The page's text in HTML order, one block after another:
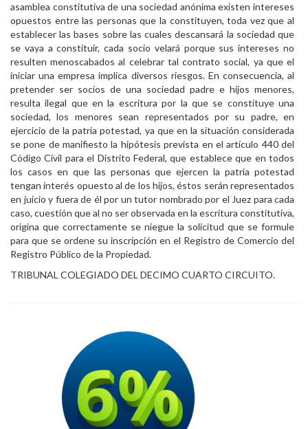
asamblea constitutiva de una sociedad anónima existen intereses
opuestos entre las personas que la constituyen, toda vez que al
establecer las bases sobre las cuales descansará la sociedad que
se vaya a constituir, cada socio velará porque sus intereses no
resulten menoscabados al celebrar tal contrato social, ya que el
iniciar una empresa implica diversos riesgos. En consecuencia, al
pretender ser socios de una sociedad padre e hijos menores,
resulta ilegal que en la escritura por la que se constituye una
sociedad, los menores sean representados por su padre, en
ejercicio de la patria potestad, ya que en la situación considerada
se pone de manifiesto la hipótesis prevista en el artículo 440 del
Código Civil para el Distrito Federal, que establece que en todos
los casos en que las personas que ejercen la patria potestad
tengan interés opuesto al de los hijos, éstos serán representados
en juicio y fuera de él por un tutor nombrado por el Juez para cada
caso, cuestión que al no ser observada en la escritura constitutiva,
origina que correctamente se niegue la solicitud que se formule
para que se ordene su inscripción en el Registro de Comercio del
Registro Público de la Propiedad.
TRIBUNAL COLEGIADO DEL DECIMO CUARTO CIRCUITO.